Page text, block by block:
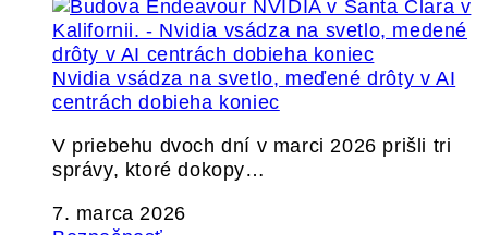
Nvidia vsádza na svetlo, meďené drôty v AI
centrách dobieha koniec
V priebehu dvoch dní v marci 2026 prišli tri
správy, ktoré dokopy…
7. marca 2026